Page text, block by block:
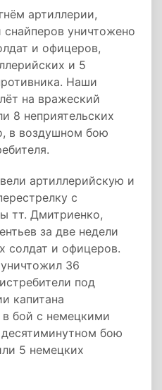
артиллерии,
уничтожено
и офицеров,
и 5
Наши
на вражеский
8 неприятельских
в воздушном бою
артиллерийскую и
с
тт. Дмитриенко,
за две недели
солдат и офицеров.
36
под
капитана
бой с немецкими
бою
5 немецких